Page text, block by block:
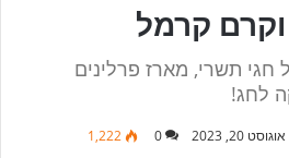
וקרם קרמל
חגי תשרי, מארז פרלינים
לחג!
אוגוסט 20, 2023 0
1,222